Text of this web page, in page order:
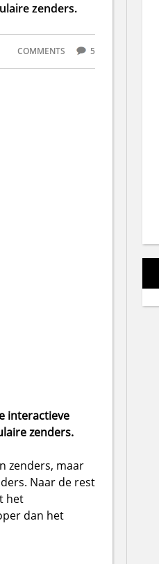
zenders.
COMMENTS 5
interactieve
zenders.
zenders, maar
Naar de rest
het
dan het